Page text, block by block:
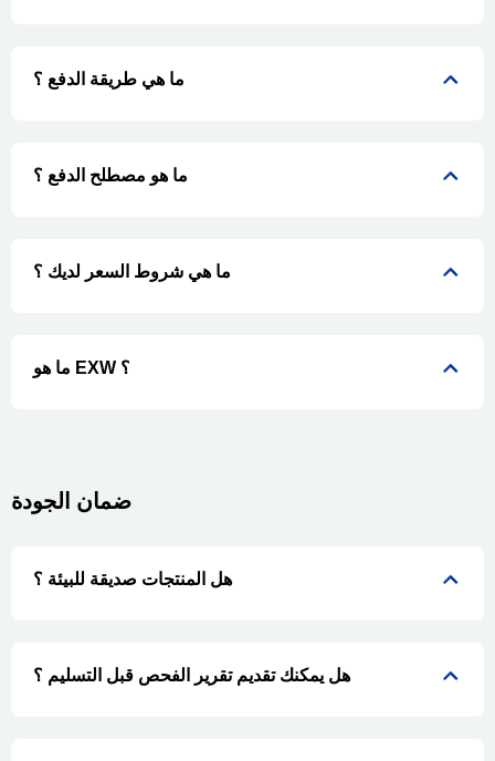
ما هي طريقة الدفع ؟
ما هو مصطلح الدفع ؟
ما هي شروط السعر لديك ؟
ما هو EXW ؟
ضمان الجودة
هل المنتجات صديقة للبيئة ؟
هل يمكنك تقديم تقرير الفحص قبل التسليم ؟